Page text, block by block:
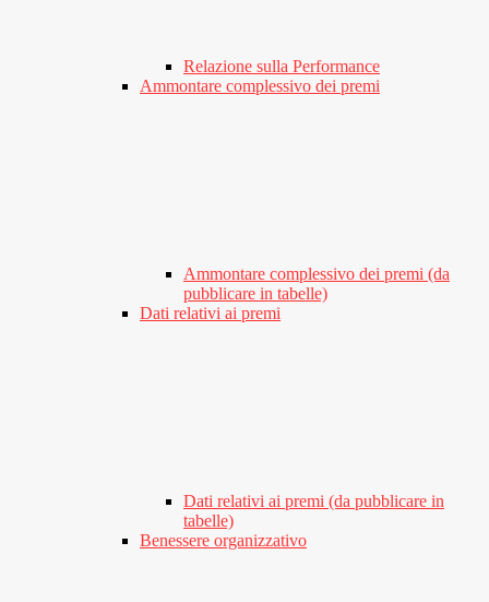
Relazione sulla Performance
Ammontare complessivo dei premi
Ammontare complessivo dei premi (da
pubblicare in tabelle)
Dati relativi ai premi
Dati relativi ai premi (da pubblicare in
tabelle)
Benessere organizzativo